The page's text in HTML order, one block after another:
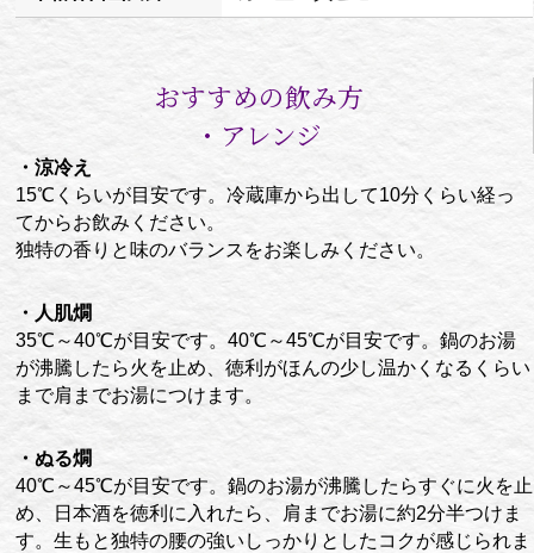
おすすめの飲み方
・アレンジ
・涼冷え
15℃くらいが目安です。冷蔵庫から出して10分くらい経っ
てからお飲みください。
独特の香りと味のバランスをお楽しみください。
・人肌燗
35℃～40℃が目安です。40℃～45℃が目安です。鍋のお湯
が沸騰したら火を止め、徳利がほんの少し温かくなるくらい
まで肩までお湯につけます。
・ぬる燗
40℃～45℃が目安です。鍋のお湯が沸騰したらすぐに火を止
め、日本酒を徳利に入れたら、肩までお湯に約2分半つけま
す。生もと独特の腰の強いしっかりとしたコクが感じられま